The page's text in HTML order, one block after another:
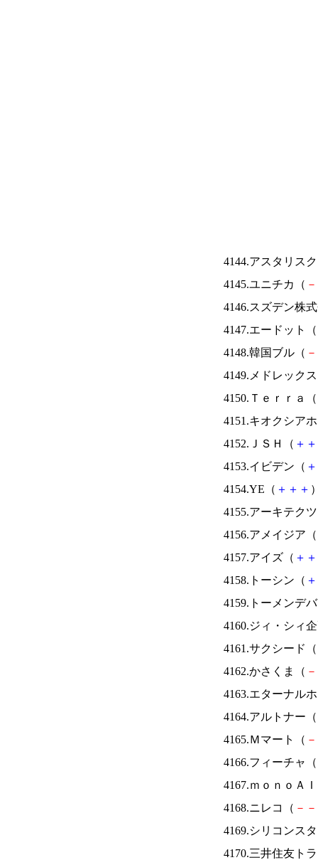
4144.アスタリス
4145.ユニチカ（ －
4146.スズデン株
4147.エードット（
4148.韓国ブル（ －
4149.メドレック
4150.Ｔｅｒｒａ（
4151.キオクシア
4152.ＪＳＨ（ ＋ ＋
4153.イビデン（ ＋
4154.YE（ ＋ ＋ ＋
4155.アーキテク
4156.アメイジア（
4157.アイズ（ ＋ ＋
4158.トーシン（ ＋
4159.トーメンデ
4160.ジィ・シィ
4161.サクシード（
4162.かさくま（ －
4163.エターナル
4164.アルトナー（
4165.Ｍマート（ －
4166.フィーチャ（
4167.ｍｏｎｏＡ
4168.ニレコ（ － －
4169.シリコンス
4170.三井住友ト